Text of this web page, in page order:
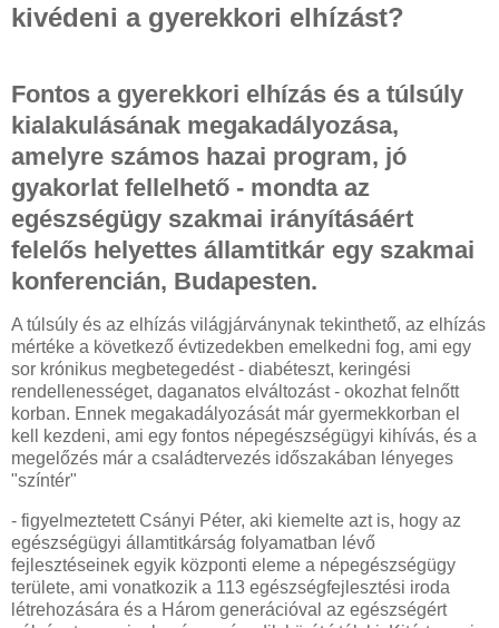
kivédeni a gyerekkori elhízást?
Fontos a gyerekkori elhízás és a túlsúly
kialakulásának megakadályozása,
amelyre számos hazai program, jó
gyakorlat fellelhető - mondta az
egészségügy szakmai irányításáért
felelős helyettes államtitkár egy szakmai
konferencián, Budapesten.
A túlsúly és az elhízás világjárványnak tekinthető, az elhízás
mértéke a következő évtizedekben emelkedni fog, ami egy
sor krónikus megbetegedést - diabéteszt, keringési
rendellenességet, daganatos elváltozást - okozhat felnőtt
korban. Ennek megakadályozását már gyermekkorban el
kell kezdeni, ami egy fontos népegészségügyi kihívás, és a
megelőzés már a családtervezés időszakában lényeges
"színtér"
- figyelmeztetett Csányi Péter, aki kiemelte azt is, hogy az
egészségügyi államtitkárság folyamatban lévő
fejlesztéseinek egyik központi eleme a népegészségügy
területe, ami vonatkozik a 113 egészségfejlesztési iroda
létrehozására és a Három generációval az egészségért